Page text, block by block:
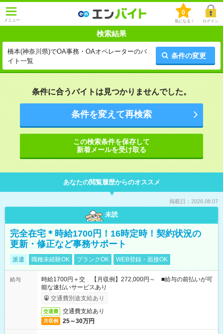
メニュー
0
気になる！ ログイン
検索結果
橋本(神奈川県)でOA事務・OAオペレーターのバ
イト一覧
条件の変更
条件に合うバイトは見つかりませんでした。
条件を変えて再検索
この検索条件を保存して
新着メールを受け取る
あなたの閲覧履歴からのオススメ
掲載日：2026.08.07
未読
完全在宅＊時給1700円！16時定時！契約状況の
更新・修正など事務サポート
派遣 職種未経験OK ブランクOK WEB登録・面接OK
給与
時給1700円＋交 【月収例】272,000円～ ■給与の前払いが可
能な速払いサービスあり
交通費別途支給あり
交通費 交通費支給あり
月収例 25～30万円